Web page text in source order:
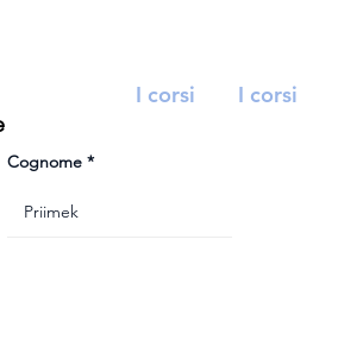
Cognome
I corsi I corsi